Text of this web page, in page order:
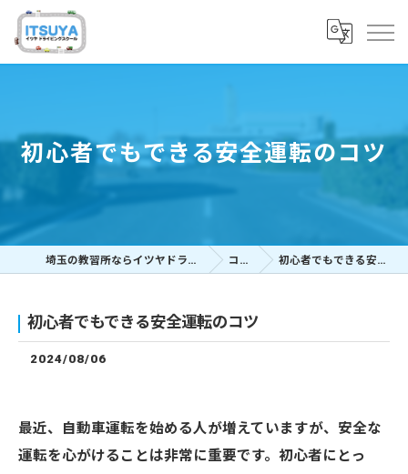
初心者でもできる安全運転のコツ
埼玉の教習所ならイツヤドライビングスクール コラム 初心者でもできる安全運転のコツ
初心者でもできる安全運転のコツ
2024/08/06
最近、自動車運転を始める人が増えていますが、安全な
運転を心がけることは非常に重要です。初心者にとっ